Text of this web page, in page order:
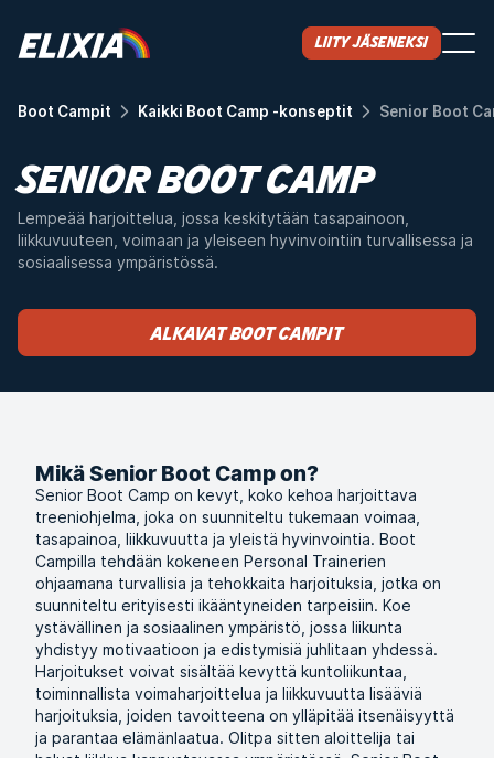
Liity jäseneksi
Boot Campit Kaikki Boot Camp -konseptit Senior Boot
SENIOR BOOT CAMP
Lempeää harjoittelua, jossa keskitytään tasapainoon,
liikkuvuuteen, voimaan ja yleiseen hyvinvointiin turvallisessa ja
sosiaalisessa ympäristössä.
Alkavat Boot Campit
Mikä Senior Boot Camp on?
Senior Boot Camp on kevyt, koko kehoa harjoittava
treeniohjelma, joka on suunniteltu tukemaan voimaa,
tasapainoa, liikkuvuutta ja yleistä hyvinvointia. Boot
Campilla tehdään kokeneen Personal Trainerien
ohjaamana turvallisia ja tehokkaita harjoituksia, jotka on
suunniteltu erityisesti ikääntyneiden tarpeisiin. Koe
ystävällinen ja sosiaalinen ympäristö, jossa liikunta
yhdistyy motivaatioon ja edistymisiä juhlitaan yhdessä.
Harjoitukset voivat sisältää kevyttä kuntoliikuntaa,
toiminnallista voimaharjoittelua ja liikkuvuutta lisääviä
harjoituksia, joiden tavoitteena on ylläpitää itsenäisyyttä
ja parantaa elämänlaatua. Olitpa sitten aloittelija tai